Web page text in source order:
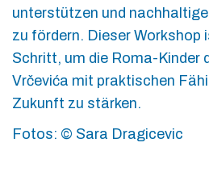
unterstützen und
zu fördern. Dieser Workshop
Schritt, um die Roma-Kinder
Vrčevića mit praktischen
Zukunft zu stärken.
Fotos: © Sara Dragicevic